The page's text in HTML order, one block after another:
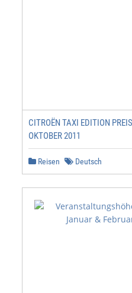
CITROËN TAXI EDITION
OKTOBER 2011
Reisen Deutsch